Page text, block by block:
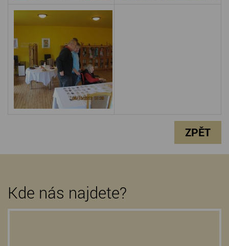
ZPĚT
Kde nás najdete?